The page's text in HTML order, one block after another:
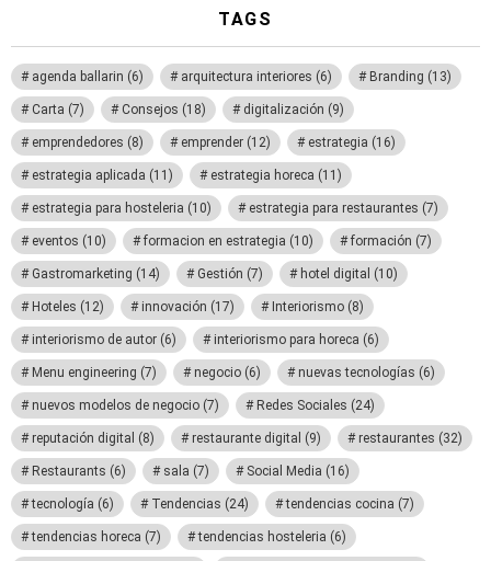
TAGS
agenda ballarin (6) arquitectura interiores (6) Branding (13)
Carta (7) Consejos (18) digitalización (9)
emprendedores (8) emprender (12) estrategia (16)
estrategia aplicada (11) estrategia horeca (11)
estrategia para hosteleria (10) estrategia para restaurantes (7)
eventos (10) formacion en estrategia (10) formación (7)
Gastromarketing (14) Gestión (7) hotel digital (10)
Hoteles (12) innovación (17) Interiorismo (8)
interiorismo de autor (6) interiorismo para horeca (6)
Menu engineering (7) negocio (6) nuevas tecnologías (6)
nuevos modelos de negocio (7) Redes Sociales (24)
reputación digital (8) restaurante digital (9) restaurantes (32)
Restaurants (6) sala (7) Social Media (16)
tecnología (6) Tendencias (24) tendencias cocina (7)
tendencias horeca (7) tendencias hosteleria (6)